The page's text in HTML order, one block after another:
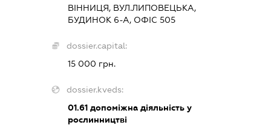
ВІННИЦЯ, ВУЛ.ЛИПОВЕЦЬКА,
БУДИНОК 6-А, ОФІС 505
dossier.capital:
15 000 грн.
dossier.kveds:
01.61допоміжна діяльність у
рослинництві